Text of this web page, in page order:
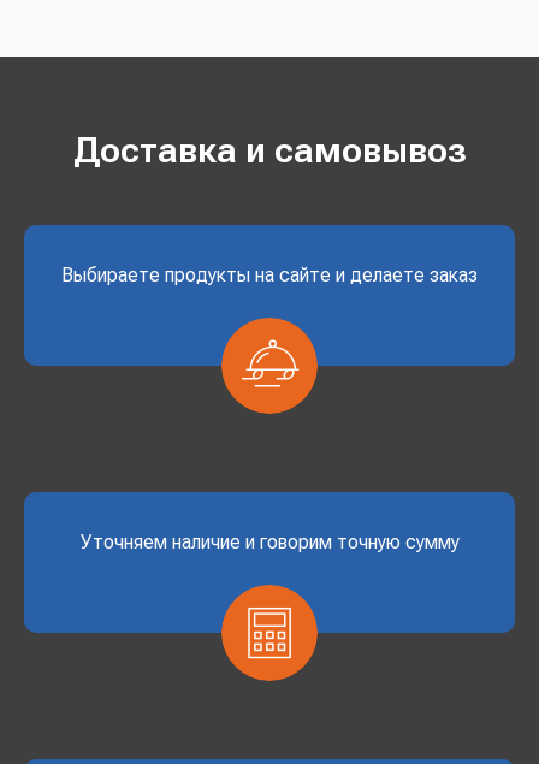
Доставка и самовывоз
Выбираете продукты на сайте и делаете заказ
Уточняем наличие и говорим точную сумму